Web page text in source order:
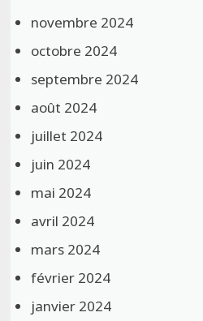
novembre 2024
octobre 2024
septembre 2024
août 2024
juillet 2024
juin 2024
mai 2024
avril 2024
mars 2024
février 2024
janvier 2024